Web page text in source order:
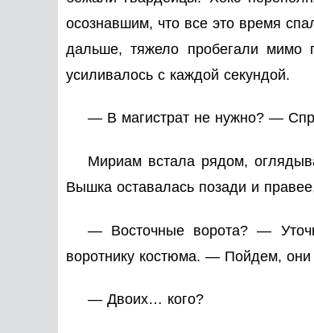
осознавшим, что все это время
дальше, тяжело пробегали мимо
усиливалось с каждой секундой.
— В магистрат не нужно? —
Мириам встала рядом,
Вышка оставалась позади и
— Восточные ворота? —
воротнику костюма. — Пойдем, они
— Двоих… кого?